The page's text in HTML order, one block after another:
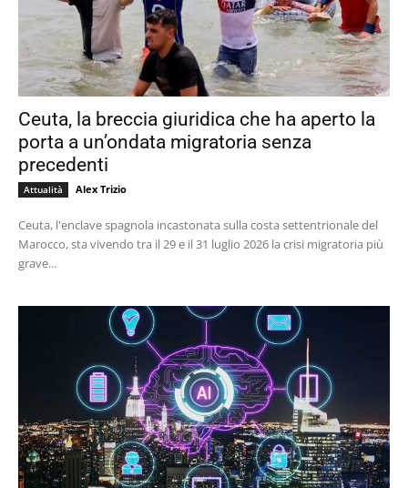
Ceuta, la breccia giuridica che ha aperto la
porta a un’ondata migratoria senza
precedenti
Attualità Alex Trizio
Ceuta, l'enclave spagnola incastonata sulla costa settentrionale del
Marocco, sta vivendo tra il 29 e il 31 luglio 2026 la crisi migratoria più
grave...